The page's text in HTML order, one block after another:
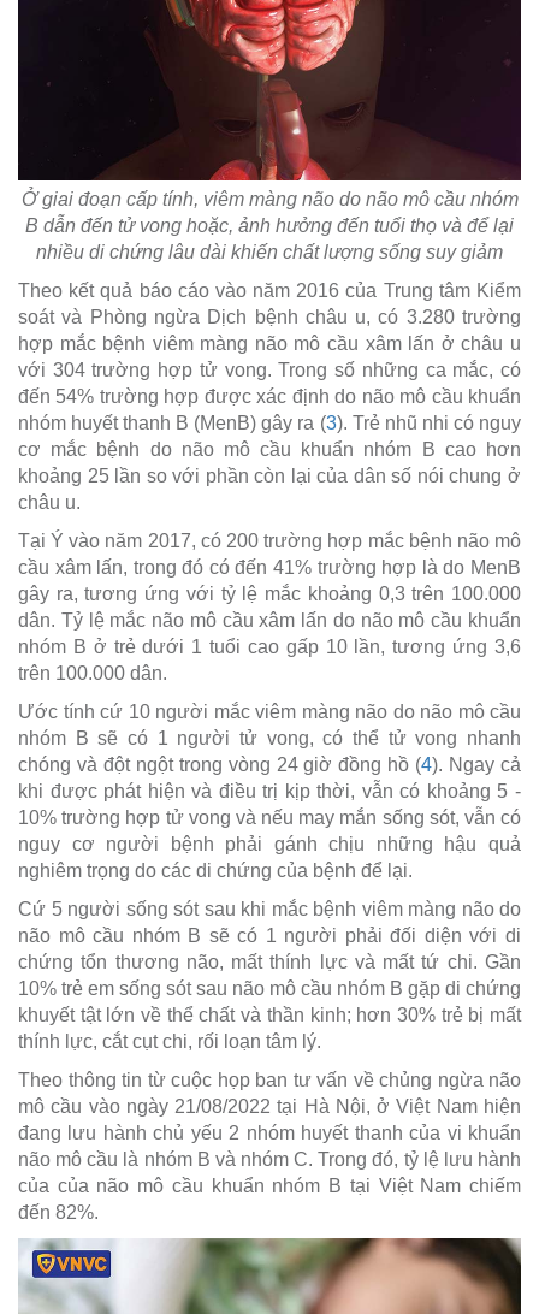
Ở giai đoạn cấp tính, viêm màng não do não mô cầu nhóm
B dẫn đến tử vong hoặc, ảnh hưởng đến tuổi thọ và để lại
nhiều di chứng lâu dài khiến chất lượng sống suy giảm
Theo kết quả báo cáo vào năm 2016 của Trung tâm Kiểm
soát và Phòng ngừa Dịch bệnh châu u, có 3.280 trường
hợp mắc bệnh viêm màng não mô cầu xâm lấn ở châu u
với 304 trường hợp tử vong. Trong số những ca mắc, có
đến 54% trường hợp được xác định do não mô cầu khuẩn
nhóm huyết thanh B (MenB) gây ra (3). Trẻ nhũ nhi có nguy
cơ mắc bệnh do não mô cầu khuẩn nhóm B cao hơn
khoảng 25 lần so với phần còn lại của dân số nói chung ở
châu u.
Tại Ý vào năm 2017, có 200 trường hợp mắc bệnh não mô
cầu xâm lấn, trong đó có đến 41% trường hợp là do MenB
gây ra, tương ứng với tỷ lệ mắc khoảng 0,3 trên 100.000
dân. Tỷ lệ mắc não mô cầu xâm lấn do não mô cầu khuẩn
nhóm B ở trẻ dưới 1 tuổi cao gấp 10 lần, tương ứng 3,6
trên 100.000 dân.
Ước tính cứ 10 người mắc viêm màng não do não mô cầu
nhóm B sẽ có 1 người tử vong, có thể tử vong nhanh
chóng và đột ngột trong vòng 24 giờ đồng hồ (4). Ngay cả
khi được phát hiện và điều trị kịp thời, vẫn có khoảng 5 -
10% trường hợp tử vong và nếu may mắn sống sót, vẫn có
nguy cơ người bệnh phải gánh chịu những hậu quả
nghiêm trọng do các di chứng của bệnh để lại.
Cứ 5 người sống sót sau khi mắc bệnh viêm màng não do
não mô cầu nhóm B sẽ có 1 người phải đối diện với di
chứng tổn thương não, mất thính lực và mất tứ chi. Gần
10% trẻ em sống sót sau não mô cầu nhóm B gặp di chứng
khuyết tật lớn về thể chất và thần kinh; hơn 30% trẻ bị mất
thính lực, cắt cụt chi, rối loạn tâm lý.
Theo thông tin từ cuộc họp ban tư vấn về chủng ngừa não
mô cầu vào ngày 21/08/2022 tại Hà Nội, ở Việt Nam hiện
đang lưu hành chủ yếu 2 nhóm huyết thanh của vi khuẩn
não mô cầu là nhóm B và nhóm C. Trong đó, tỷ lệ lưu hành
của của não mô cầu khuẩn nhóm B tại Việt Nam chiếm
đến 82%.